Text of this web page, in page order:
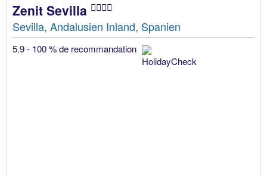
Zenit Sevilla
Sevilla, Andalusien Inland, Spanien
5.9 - 100 % de recommandation